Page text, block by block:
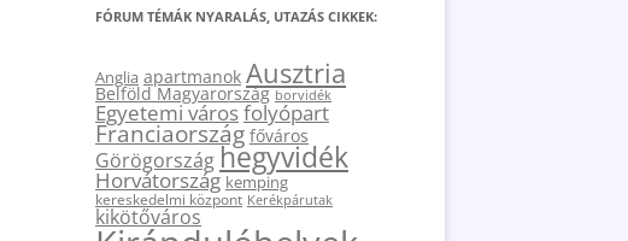
FÓRUM TÉMÁK NYARALÁS, UTAZÁS CIKKEK:
Anglia apartmanok Ausztria
Belföld Magyarország borvidék
Egyetemi városfolyópart
Franciaország főváros
Görögországhegyvidék
Horvátország kemping
kereskedelmi központ Kerékpárutak
kikötőváros